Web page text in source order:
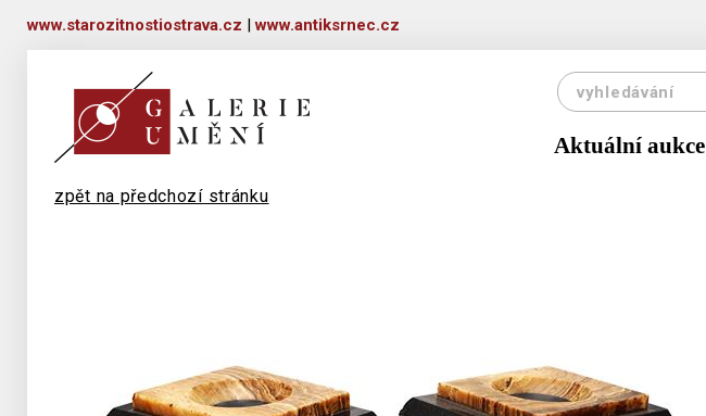
www.starozitnostiostrava.cz |www.antiksrnec.cz
Aktuální aukce
zpět na předchozí stránku